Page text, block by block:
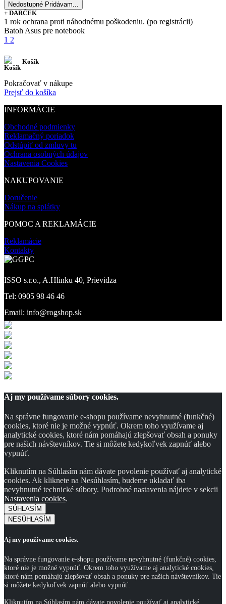
Nedostupné Pridávam...
+ DARČEK
1 rok ochrana proti náhodnému poškodeniu. (po registrácii)
Batoh Asus pre notebook
1 2
Košík
Pokračovať v nákupe
Prejsť do košíka
INFORMÁCIE
Obchodné podmienky
Reklamačný poriadok
Odstúpiť od zmluvy tu
Ochrana osobných údajov
Nastavenia Cookies
NAKUPOVANIE
Doručenie
Nákup na splátky
POMOC A REKLAMÁCIE
Reklamácie
Kontakty
ISSO s.r.o., A.Hlinku 40, Prievidza
Tel: 0905 98 46 46
Email: info@rogshop.sk
Aj my používame súbory cookies.
Na správne fungovanie e-shopu používame nevyhnutné (funkčné)
cookies, ktoré nie je možné vypnúť. Okrem toho využívame aj
analytické cookies, ktoré nám pomáhajú zlepšovať obsah a ponuky
pre našich návštevníkov. Tie si môžete kedykoľvek zapnúť alebo
vypnúť.
Kliknutím na Súhlasím nám dávate povolenie používať aj analytické
cookies. Ak kliknete na Nesúhlasím, budeme ukladať iba
nevyhnutné technické súbory. Podrobné nastavenia nájdete v sekcii
Nastavenia cookies.
SÚHLASÍM
NESÚHLASÍM
Aj my používame cookies.
Na správne fungovanie e-shopu používame nevyhnutné (funkčné) cookies,
ktoré nie je možné vypnúť. Okrem toho využívame aj analytické cookies,
ktoré nám pomáhajú zlepšovať obsah a ponuky pre našich návštevníkov. Tie
si môžete kedykoľvek zapnúť alebo vypnúť.
Kliknutím na Súhlasím nám dávate povolenie používať aj analytické